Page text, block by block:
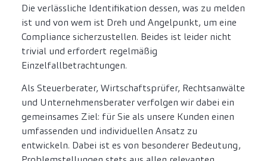
Die verlässliche Identifikation dessen, was zu melden
ist und von wem ist Dreh und Angelpunkt, um eine
Compliance sicherzustellen. Beides ist leider nicht
trivial und erfordert regelmäßig
Einzelfallbetrachtungen.
Als Steuerberater, Wirtschaftsprüfer, Rechtsanwälte
und Unternehmensberater verfolgen wir dabei ein
gemeinsames Ziel: für Sie als unsere Kunden einen
umfassenden und individuellen Ansatz zu
entwickeln. Dabei ist es von besonderer Bedeutung,